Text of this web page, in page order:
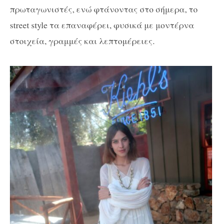
πρωταγωνιστές, ενώ φτάνοντας στο σήμερα, το
street style τα επαναφέρει, φυσικά με μοντέρνα
στοιχεία, γραμμές και λεπτομέρειες.